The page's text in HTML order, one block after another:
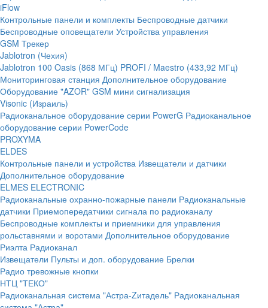
iFlow
Контрольные панели и комплекты Беспроводные датчики
Беспроводные оповещатели Устройства управления
GSM Трекер
Jablotron (Чехия)
Jablotron 100 Oasis (868 МГц) PROFI / Maestro (433,92 МГц)
Мониторинговая станция Дополнительное оборудование
Оборудование "AZOR" GSM мини сигнализация
Visonic (Израиль)
Радиоканальное оборудование серии PowerG Радиоканальное
оборудование серии PowerCode
PROXYMA
ELDES
Контрольные панели и устройства Извещатели и датчики
Дополнительное оборудование
ELMES ELECTRONIC
Радиоканальные охранно-пожарные панели Радиоканальные
датчики Приемопередатчики сигнала по радиоканалу
Беспроводные комплекты и приемники для управления
рольставнями и воротами Дополнительное оборудование
Риэлта Радиоканал
Извещатели Пульты и доп. оборудование Брелки
Радио тревожные кнопки
НТЦ "ТЕКО"
Радиоканальная система "Астра-Zитадель" Радиоканальная